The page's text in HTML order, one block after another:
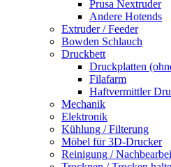
Prusa Nextruder
Andere Hotends
Extruder / Feeder
Bowden Schlauch
Druckbett
Druckplatten
Filafarm
Haftvermittler
Mechanik
Elektronik
Kühlung / Filterung
Möbel für 3D-Drucker
Reinigung /